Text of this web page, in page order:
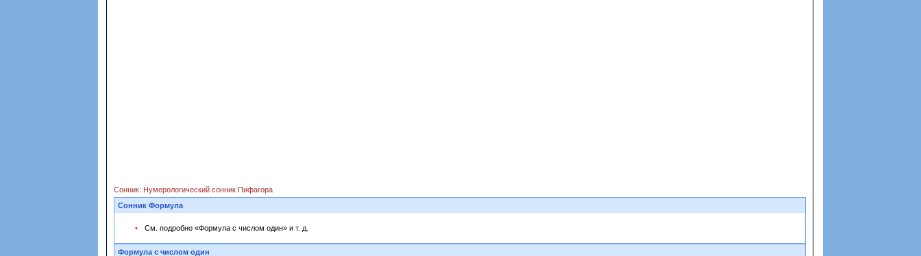
Сонник: Нумерологический сонник Пифагора
Сонник Формула
См. подробно «Формула с числом один» и т. д.
Формула с числом один